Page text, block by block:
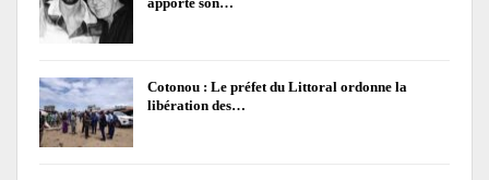
Cotonou : Le préfet du Littoral ordonne la
libération des…